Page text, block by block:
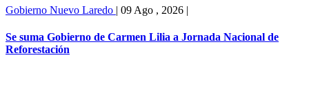
Gobierno Nuevo Laredo | 09 Ago , 2026 |
Se suma Gobierno de Carmen Lilia a Jornada Nacional de
Reforestación